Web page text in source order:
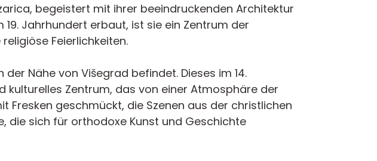
begeistert mit ihrer beeindruckenden Architektur
Jahrhundert erbaut, ist sie ein Zentrum der
Feierlichkeiten.
Nähe von Višegrad befindet. Dieses im 14.
Zentrum, das von einer Atmosphäre der
Fresken geschmückt, die Szenen aus der christlichen
die sich für orthodoxe Kunst und Geschichte